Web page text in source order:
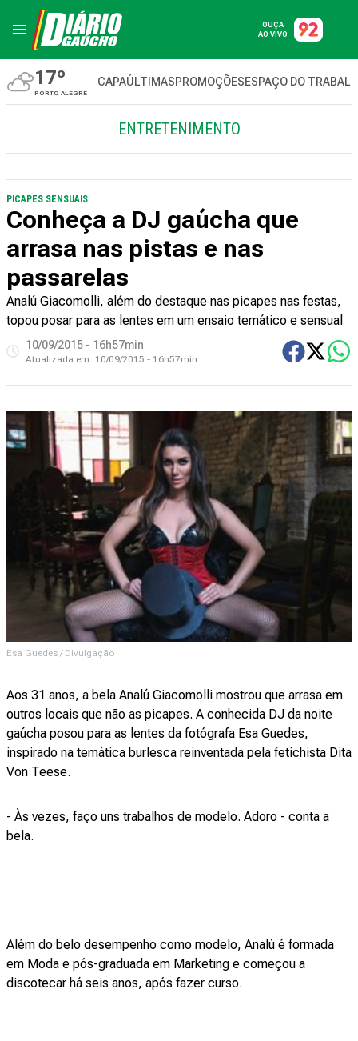
OUÇA
AO VIVO
17º
PORTO ALEGRE
CAPAÚLTIMASPROMOÇÕESESPAÇO DO
ENTRETENIMENTO
PICAPES SENSUAIS
Conheça a DJ gaúcha que
arrasa nas pistas e nas
passarelas
Analú Giacomolli, além do destaque nas picapes nas festas,
topou posar para as lentes em um ensaio temático e sensual
10/09/2015 - 16h57min
Atualizada em: 10/09/2015 - 16h57min
Esa Guedes / Divulgação
Aos 31 anos, a bela Analú Giacomolli mostrou que arrasa em
outros locais que não as picapes. A conhecida DJ da noite
gaúcha posou para as lentes da fotógrafa Esa Guedes,
inspirado na temática burlesca reinventada pela fetichista Dita
Von Teese.
- Às vezes, faço uns trabalhos de modelo. Adoro - conta a
bela.
Além do belo desempenho como modelo, Analú é formada
em Moda e pós-graduada em Marketing e começou a
discotecar há seis anos, após fazer curso.